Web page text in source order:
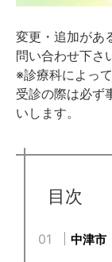
変更・追加があ
問い合わせ下さ
※診療科によっ
受診の際は必ず
いします。
目次
中津市